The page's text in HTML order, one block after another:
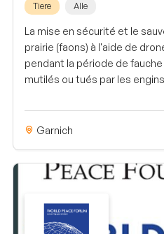
Tiere Alle
La mise en sécurité et le
prairie (faons) à l'aide de
pendant la période de
mutilés ou tués par les
Garnich